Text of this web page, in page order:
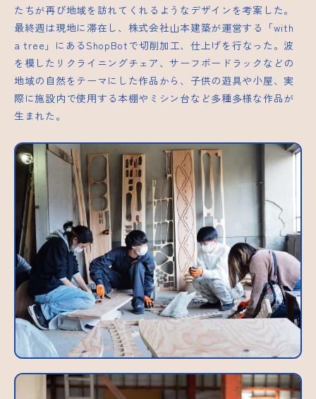
たちが再び地域を訪れてくれるようなデザインを考案した。
最終週は現地に滞在し、株式会社山本建築が運営する「with
a tree」にあるShopBotで切削加工、仕上げを行なった。波
を模したリクライニングチェア、サーフボードラックなどの
地域の自然をテーマにした作品から、子供の遊具や小屋、実
際に施設内で使用する本棚やミシン台など多種多様な作品が
生まれた。